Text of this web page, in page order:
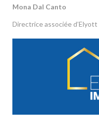
Mona Dal Canto
Directrice associée